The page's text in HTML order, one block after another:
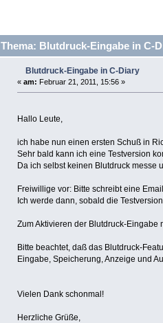
Thema: Blutdruck-Eingabe in C-
Blutdruck-Eingabe in C-Diary
« am: Februar 21, 2011, 15:56 »
Hallo Leute,
ich habe nun einen ersten Schuß in
Sehr bald kann ich eine Testversion
Da ich selbst keinen Blutdruck messe
Freiwillige vor: Bitte schreibt eine
Ich werde dann, sobald die
Zum Aktivieren der Blutdruck-
Bitte beachtet, daß das Blutdruck-
Eingabe, Speicherung, Anzeige und
Vielen Dank schonmal!
Herzliche Grüße,